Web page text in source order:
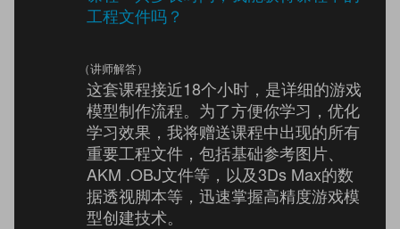
工程文件吗？
（讲师解答）
这套课程接近18个小时，是详细的游戏
模型制作流程。为了方便你学习，优化
学习效果，我将赠送课程中出现的所有
重要工程文件，包括基础参考图片、
AKM .OBJ文件等，以及3Ds Max的数
据透视脚本等，迅速掌握高精度游戏模
型创建技术。